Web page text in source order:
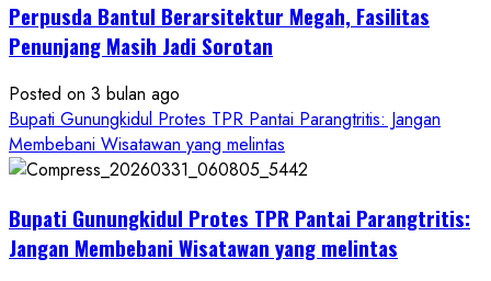
Cair
ke
Ketum
PWRI
RI
Minta
Resmi
Perpusda Bantul Berarsitektur Megah, Fasilitas
Penunjang Masih Jadi Sorotan
Posted on 3 bulan ago
Bupati Gunungkidul Protes TPR Pantai Parangtritis: Jangan
Membebani Wisatawan yang melintas
Bupati Gunungkidul Protes TPR Pantai Parangtritis:
Jangan Membebani Wisatawan yang melintas